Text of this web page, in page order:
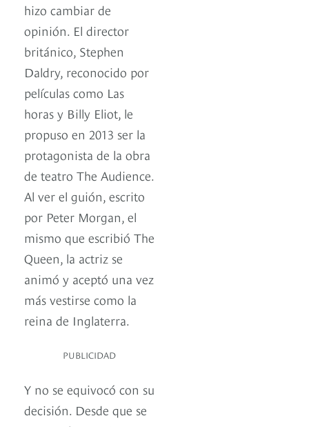
hizo cambiar de
opinión. El director
británico, Stephen
Daldry, reconocido por
películas como Las
horas y Billy Eliot, le
propuso en 2013 ser la
protagonista de la obra
de teatro The Audience.
Al ver el guión, escrito
por Peter Morgan, el
mismo que escribió The
Queen, la actriz se
animó y aceptó una vez
más vestirse como la
reina de Inglaterra.
PUBLICIDAD
Y no se equivocó con su
decisión. Desde que se